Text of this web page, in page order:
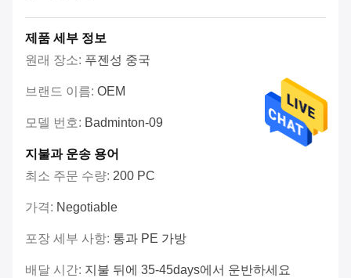
제품 세부 정보
원래 장소: 푸젠성 중국
브랜드 이름: OEM
모델 번호: Badminton-09
지불과 운송 용어
최소 주문 수량: 200 PC
가격: Negotiable
포장 세부 사항: 통과 PE 가방
배달 시간: 지불 뒤에 35-45days에서 운반하세요